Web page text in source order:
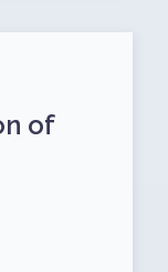
of